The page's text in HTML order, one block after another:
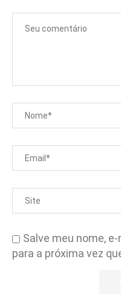
Salve meu nome,
para a próxima vez